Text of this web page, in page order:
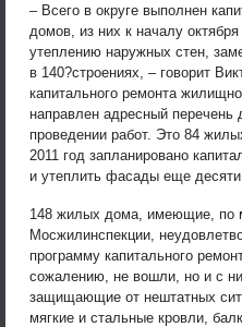
– Всего в округе выполнен
домов, из них к началу
утеплению наружных стен,
в 140?строениях, – говорит
капитального ремонта
направлен адресный
проведении работ. Это 84
2011 год запланировано
и утеплить фасады еще десяти.
148 жилых дома, имеющие, по
Мосжилинспекции,
программу капитального
сожалению, не вошли, но и с
защищающие от нештатных
мягкие и стальные кровли,